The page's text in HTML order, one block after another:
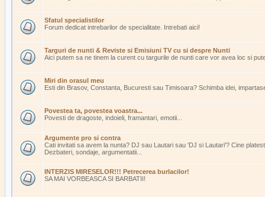
Sfatul specialistilor
Forum dedicat intrebarilor de specialitate. Intrebati aici!
Targuri de nunti & Reviste si Emisiuni TV cu si despre Nunti
Aici putem sa ne tinem la curent cu targurile de nunti care vor avea loc si
Miri din orasul meu
Esti din Brasov, Constanta, Bucuresti sau Timisoara? Schimba idei,
Povestea ta, povestea voastra...
Povesti de dragoste, indoieli, framantari, emotii...
Argumente pro si contra
Cati invitati sa avem la nunta? DJ sau Lautari sau 'DJ si Lautari'? Cine
Dezbateri, sondaje, argumentatii...
INTERZIS MIRESELOR!!! Petrecerea burlacilor!
SA MAI VORBEASCA SI BARBATII!